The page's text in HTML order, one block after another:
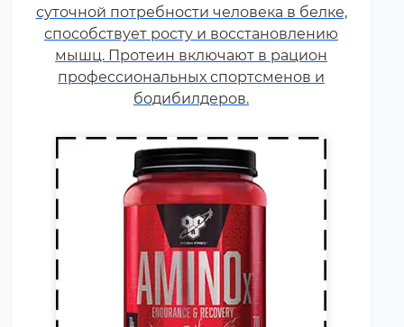
суточной потребности человека в белке,
способствует росту и восстановлению
мышц. Протеин включают в рацион
профессиональных спортсменов и
бодибилдеров.
повышенные спортивные
нагрузки и стресс приводят к
дефициту аминокислот. Чтобы
восполнить его, можно
принимать специальные